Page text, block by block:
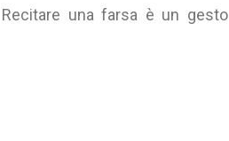
una farsa è un gesto